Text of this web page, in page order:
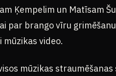
Ķempelim un Matīsam
par brango vīru
video.
mūzikas straumēšanas